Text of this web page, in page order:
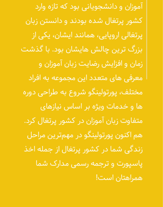
آموزان و دانشجویانی بود‌ که تازه وارد
کشور پرتغال شده بودند و دانستن زبان
پرتغالی اروپایی، همانند ایشان، یکی از
بزرگ ترین چالش هایشان بود. با گذشت
زمان و افزایش رضایت زبان آموزان و
معرفی های متعدد این مجموعه به افراد
مختلف، پورتولینگو شروع به طراحی دوره
ها و خدمات ویژه بر اساس نیازهای
متفاوت زبان آموزان در کشور پرتغال کرد.
هم اکنون پورتولینگو در مهم‌ترین مراحل
زندگی شما در کشور پرتغال از جمله اخذ
پاسپورت و ترجمه رسمی مدارک شما
همراهتان است!